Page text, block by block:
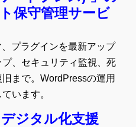
保守管理サービ
プラグインを最新アップ
、セキュリティ監視、死
まで。WordPressの運用
います。
ジタル化支援